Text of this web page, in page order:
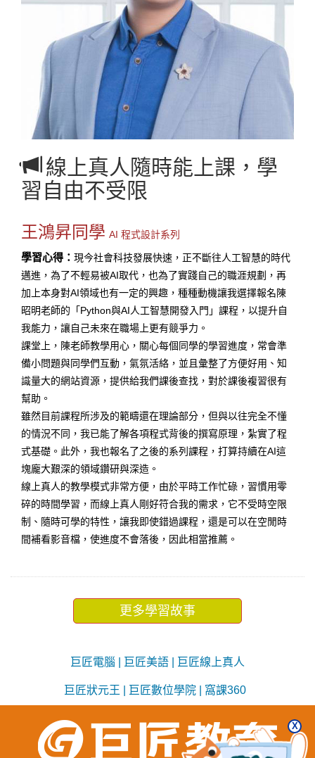
線上真人隨時能上課，學
習自由不受限
王鴻昇同學 AI 程式設計系列
學習心得： 現今社會科技發展快速，正不斷往人工智慧的時代
邁進，為了不輕易被AI取代，也為了實踐自己的職涯規劃，再
加上本身對AI領域也有一定的興趣，種種動機讓我選擇報名陳
昭明老師的「Python與AI人工智慧開發入門」課程，以提升自
我能力，讓自己未來在職場上更有競爭力。
課堂上，陳老師教學用心，關心每個同學的學習進度，常會準
備小問題與同學們互動，氣氛活絡，並且彙整了方便好用、知
識量大的網站資源，提供給我們課後查找，對於課後複習很有
幫助。
雖然目前課程所涉及的範疇還在理論部分，但與以往完全不懂
的情況不同，我已能了解各項程式背後的撰寫原理，紮實了程
式基礎。此外，我也報名了之後的系列課程，打算持續在AI這
塊龐大艱深的領域鑽研與深造。
線上真人的教學模式非常方便，由於平時工作忙碌，習慣用零
碎的時間學習，而線上真人剛好符合我的需求，它不受時空限
制、隨時可學的特性，讓我即使錯過課程，還是可以在空閒時
間補看影音檔，使進度不會落後，因此相當推薦。
更多學習故事
巨匠電腦 巨匠美語 巨匠線上真人
巨匠狀元王 巨匠數位學院 窩課360
X